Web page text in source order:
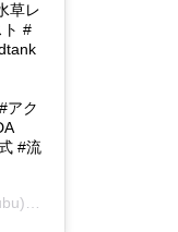
草レ
ト #
アク
#流
稿 -